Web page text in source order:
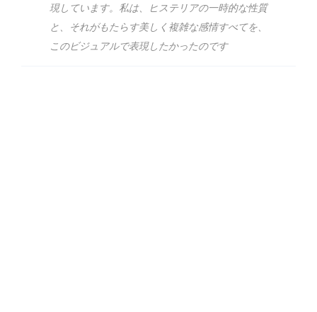
現しています。私は、ヒステリアの一時的な性質
と、それがもたらす美しく複雑な感情すべてを、
このビジュアルで表現したかったのです